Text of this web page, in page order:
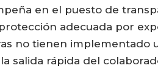
en el puesto de
adecuada por
no tienen implementado
salida rápida del